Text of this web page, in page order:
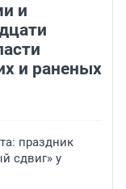
и
и раненых
праздник
сдвиг» у